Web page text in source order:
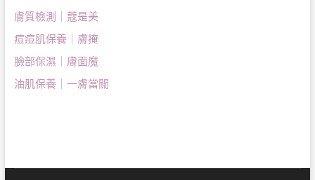
膚質檢測｜蔻是美
痘痘肌保養｜膚掩
臉部保濕｜膚面魔
油肌保養｜一膚當關